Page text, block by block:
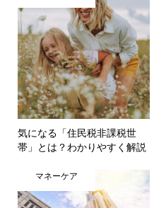
気になる「住民税非課税世
帯」とは？わかりやすく解説
マネーケア